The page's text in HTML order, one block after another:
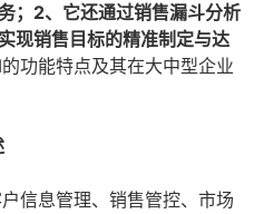
；2、它还通过销售漏斗分析
现销售目标的精准制定与达
功能特点及其在大中型企业
信息管理、销售管控、市场